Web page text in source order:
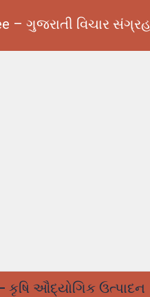
– ગુજરાતી વિચાર સંગ્રહ
કૃષિ ઔદ્યોગિક ઉત્પાદન